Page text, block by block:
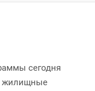
сегодня
жилищные